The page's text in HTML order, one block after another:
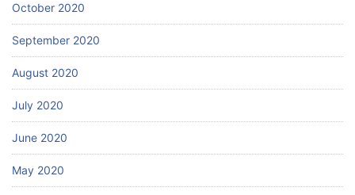
October 2020
September 2020
August 2020
July 2020
June 2020
May 2020